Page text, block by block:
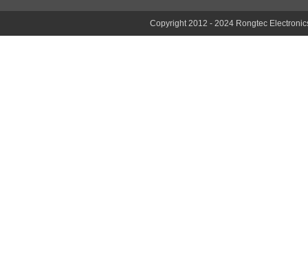
Copyright 2012 - 2024 Rongtec